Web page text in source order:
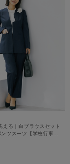
える｜白ブラウスセット
ツスーツ【学校行事・